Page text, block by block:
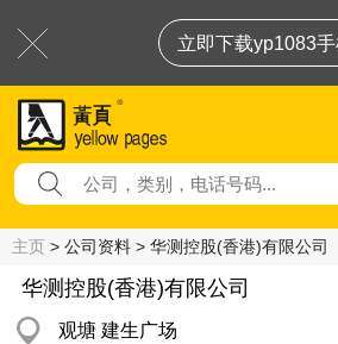
立即下载yp1083
主页 > 公司资料 > 华测控股(香港)有限公司
华测控股(香港)有限公司
观塘 建生广场